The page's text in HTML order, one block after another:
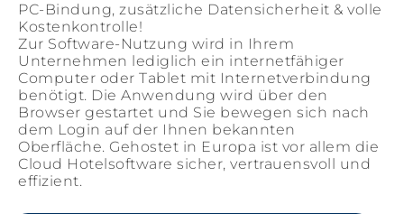
PC-Bindung, zusätzliche Datensicherheit & volle
Kostenkontrolle!
Zur Software-Nutzung wird in Ihrem
Unternehmen lediglich ein internetfähiger
Computer oder Tablet mit Internetverbindung
benötigt. Die Anwendung wird über den
Browser gestartet und Sie bewegen sich nach
dem Login auf der Ihnen bekannten
Oberfläche. Gehostet in Europa ist vor allem die
Cloud Hotelsoftware sicher, vertrauensvoll und
effizient.